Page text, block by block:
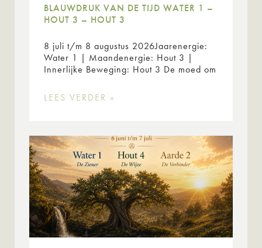
BLAUWDRUK VAN DE TIJD WATER 1 –
HOUT 3 – HOUT 3
8 juli t/m 8 augustus 2026Jaarenergie:
Water 1 | Maandenergie: Hout 3 |
Innerlijke Beweging: Hout 3 De moed om
LEES VERDER »